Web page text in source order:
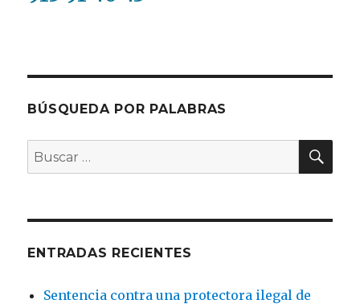
BÚSQUEDA POR PALABRAS
Buscar
por:
ENTRADAS RECIENTES
Sentencia contra una protectora ilegal de